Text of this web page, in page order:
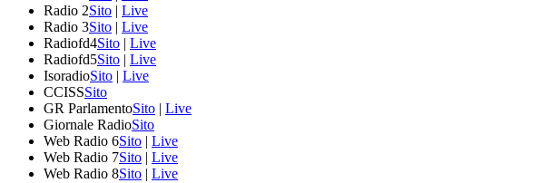
Radio 2Sito | Live
Radio 3Sito | Live
Radiofd4Sito | Live
Radiofd5Sito | Live
IsoradioSito | Live
CCISSSito
GR ParlamentoSito | Live
Giornale RadioSito
Web Radio 6Sito | Live
Web Radio 7Sito | Live
Web Radio 8Sito | Live